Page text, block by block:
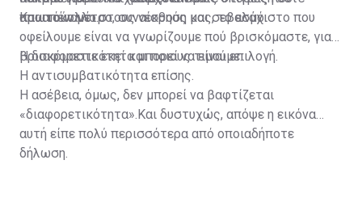
πρωτόκολλο.
απαιτούν μέτρο, συναίσθηση και σεβασμό.
Και απέναντι στους νεκρούς μας, το ελάχιστο που
οφείλουμε είναι να γνωρίζουμε πού βρισκόμαστε, γιατί
βρισκόμαστε εκεί και ποιους τιμούμε.
Η διαφορετικότητα μπορεί να είναι επιλογή.
Η αντισυμβατικότητα επίσης.
Η ασέβεια, όμως, δεν μπορεί να βαφτίζεται
«διαφορετικότητα».Και δυστυχώς, απόψε η εικόνα
αυτή είπε πολύ περισσότερα από οποιαδήποτε
δήλωση.